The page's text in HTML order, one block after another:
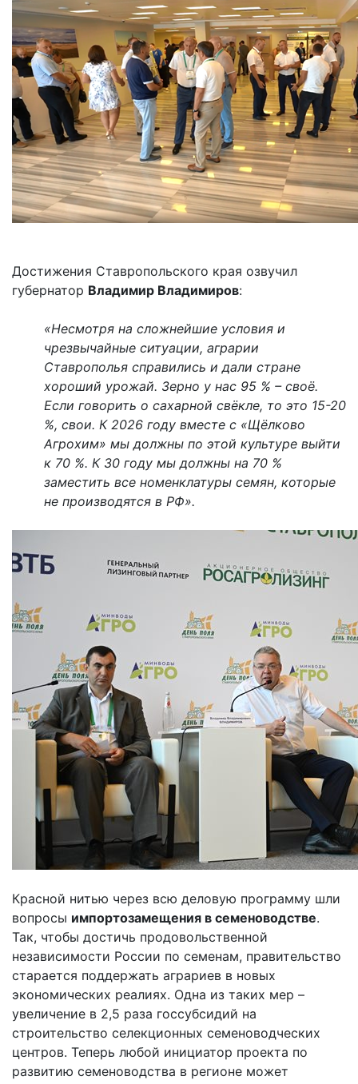
Достижения Ставропольского края озвучил
губернатор Владимир Владимиров:
«Несмотря на сложнейшие условия и
чрезвычайные ситуации, аграрии
Ставрополья справились и дали стране
хороший урожай. Зерно у нас 95 % – своё.
Если говорить о сахарной свёкле, то это 15-20
%, свои. К 2026 году вместе с «Щёлково
Агрохим» мы должны по этой культуре выйти
к 70 %. К 30 году мы должны на 70 %
заместить все номенклатуры семян, которые
не производятся в РФ».
Красной нитью через всю деловую программу шли
вопросы импортозамещения в семеноводстве.
Так, чтобы достичь продовольственной
независимости России по семенам, правительство
старается поддержать аграриев в новых
экономических реалиях. Одна из таких мер –
увеличение в 2,5 раза госсубсидий на
строительство селекционных семеноводческих
центров. Теперь любой инициатор проекта по
развитию семеноводства в регионе может